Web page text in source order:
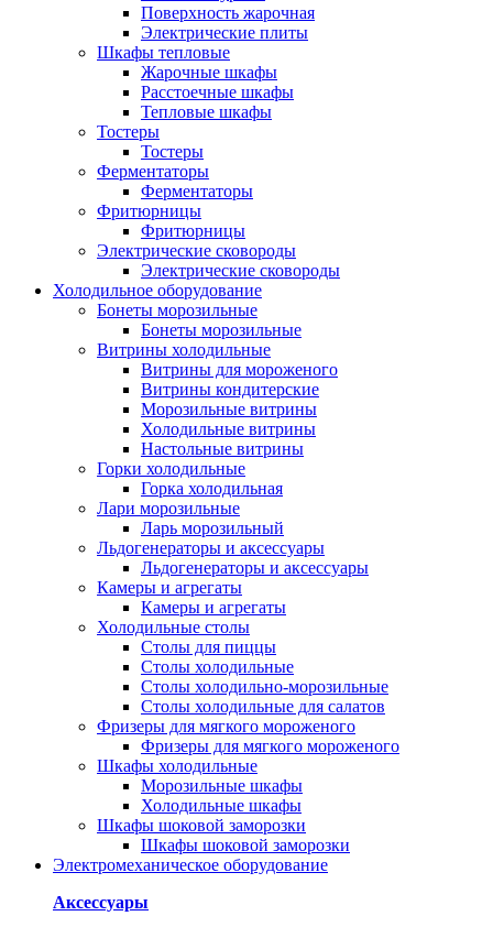
Поверхность жарочная
Электрические плиты
Шкафы тепловые
Жарочные шкафы
Расстоечные шкафы
Тепловые шкафы
Тостеры
Тостеры
Ферментаторы
Ферментаторы
Фритюрницы
Фритюрницы
Электрические сковороды
Электрические сковороды
Холодильное оборудование
Бонеты морозильные
Бонеты морозильные
Витрины холодильные
Витрины для мороженого
Витрины кондитерские
Морозильные витрины
Холодильные витрины
Настольные витрины
Горки холодильные
Горка холодильная
Лари морозильные
Ларь морозильный
Льдогенераторы и аксессуары
Льдогенераторы и аксессуары
Камеры и агрегаты
Камеры и агрегаты
Холодильные столы
Столы для пиццы
Столы холодильные
Столы холодильно-морозильные
Столы холодильные для салатов
Фризеры для мягкого мороженого
Фризеры для мягкого мороженого
Шкафы холодильные
Mорозильные шкафы
Холодильные шкафы
Шкафы шоковой заморозки
Шкафы шоковой заморозки
Электромеханическое оборудование
Аксессуары